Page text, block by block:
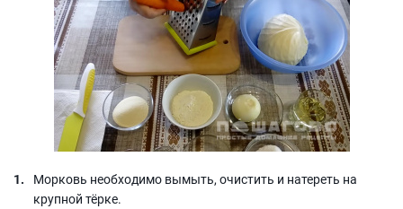
Морковь необходимо вымыть, очистить и натереть на
крупной тёрке.